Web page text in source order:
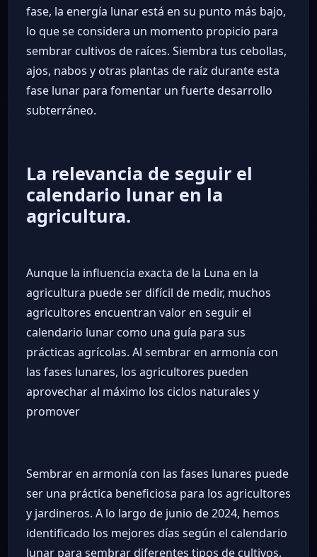
fase, la energía lunar está en su punto más bajo,
lo que se considera un momento propicio para
sembrar cultivos de raíces. Siembra tus cebollas,
ajos, nabos y otras plantas de raíz durante esta
fase lunar para fomentar un fuerte desarrollo
subterráneo.
La relevancia de seguir el
calendario lunar en la
agricultura.
Aunque la influencia exacta de la Luna en la
agricultura puede ser difícil de medir, muchos
agricultores encuentran valor en seguir el
calendario lunar como una guía para sus
prácticas agrícolas. Al sembrar en armonía con
las fases lunares, los agricultores pueden
aprovechar al máximo los ciclos naturales y
promover
Sembrar en armonía con las fases lunares puede
ser una práctica beneficiosa para los agricultores
y jardineros. A lo largo de junio de 2024, hemos
identificado los mejores días según el calendario
lunar para sembrar diferentes tipos de cultivos.